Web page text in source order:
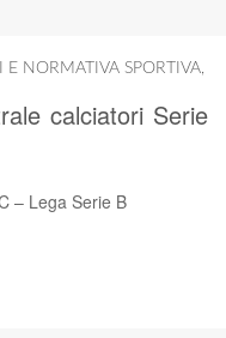
E NORMATIVA SPORTIVA,
calciatori Serie
– Lega Serie B